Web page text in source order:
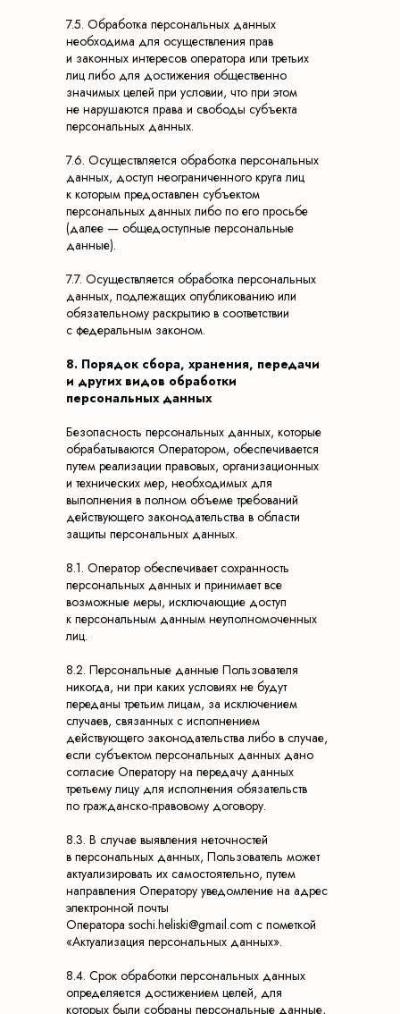
7.5. Обработка персональных данных
необходима для осуществления прав
и законных интересов оператора или третьих
лиц либо для достижения общественно
значимых целей при условии, что при этом
не нарушаются права и свободы субъекта
персональных данных.
7.6. Осуществляется обработка персональных
данных, доступ неограниченного круга лиц
к которым предоставлен субъектом
персональных данных либо по его просьбе
(далее — общедоступные персональные
данные).
7.7. Осуществляется обработка персональных
данных, подлежащих опубликованию или
обязательному раскрытию в соответствии
с федеральным законом.
8. Порядок сбора, хранения, передачи
и других видов обработки
персональных данных
Безопасность персональных данных, которые
обрабатываются Оператором, обеспечивается
путем реализации правовых, организационных
и технических мер, необходимых для
выполнения в полном объеме требований
действующего законодательства в области
защиты персональных данных.
8.1. Оператор обеспечивает сохранность
персональных данных и принимает все
возможные меры, исключающие доступ
к персональным данным неуполномоченных
лиц.
8.2. Персональные данные Пользователя
никогда, ни при каких условиях не будут
переданы третьим лицам, за исключением
случаев, связанных с исполнением
действующего законодательства либо в случае,
если субъектом персональных данных дано
согласие Оператору на передачу данных
третьему лицу для исполнения обязательств
по гражданско-правовому договору.
8.3. В случае выявления неточностей
в персональных данных, Пользователь может
актуализировать их самостоятельно, путем
направления Оператору уведомление на адрес
электронной почты
Оператора sochi.heliski@gmail.com с пометкой
«Актуализация персональных данных».
8.4. Срок обработки персональных данных
определяется достижением целей, для
которых были собраны персональные данные,